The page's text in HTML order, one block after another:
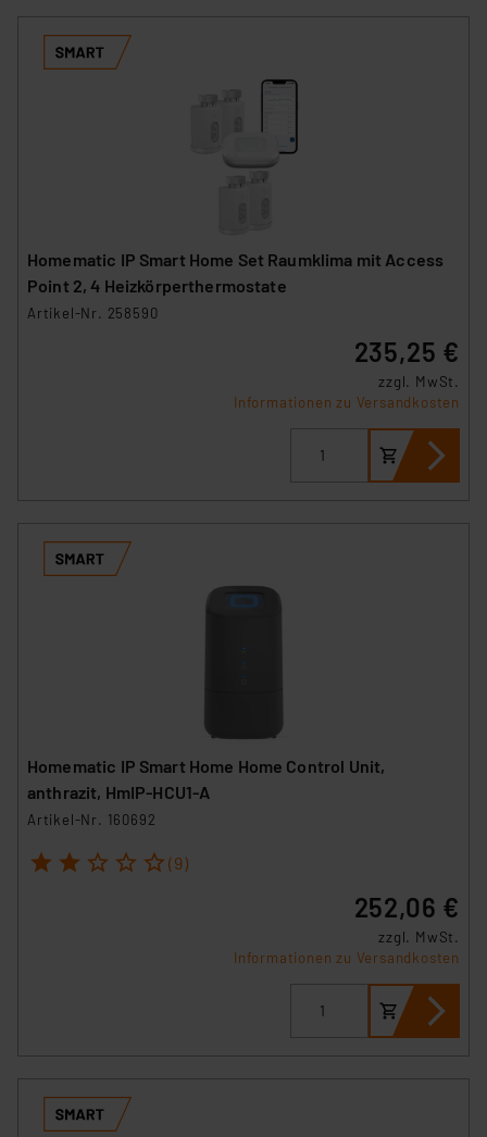
Homematic IP Smart Home Set Raumklima mit Access
Point 2, 4 Heizkörperthermostate
Artikel-Nr. 258590
235,25 €
zzgl. MwSt.
Informationen zu Versandkosten
Homematic IP Smart Home Home Control Unit,
anthrazit, HmIP-HCU1-A
Artikel-Nr. 160692
1 2 3 4 5 (9)
252,06 €
zzgl. MwSt.
Informationen zu Versandkosten